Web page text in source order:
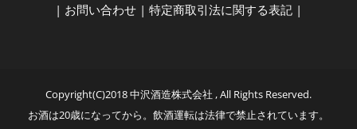
| お問い合わせ | 特定商取引法に関する表記 |
Copyright(C)2018 中沢酒造株式会社 , All Rights Reserved.
お酒は20歳になってから。飲酒運転は法律で禁止されています。